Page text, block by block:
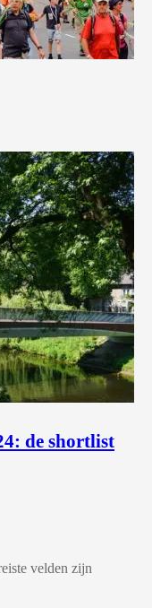
de shortlist
velden zijn